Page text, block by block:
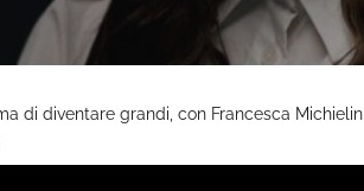
di diventare grandi, con Francesca Michielin